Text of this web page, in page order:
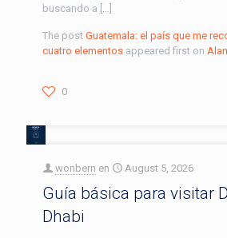
buscando a […]
The post Guatemala: el país que me
cuatro elementos appeared first on
0
wonbern en August 5, 2026
Guía básica para visitar
Dhabi